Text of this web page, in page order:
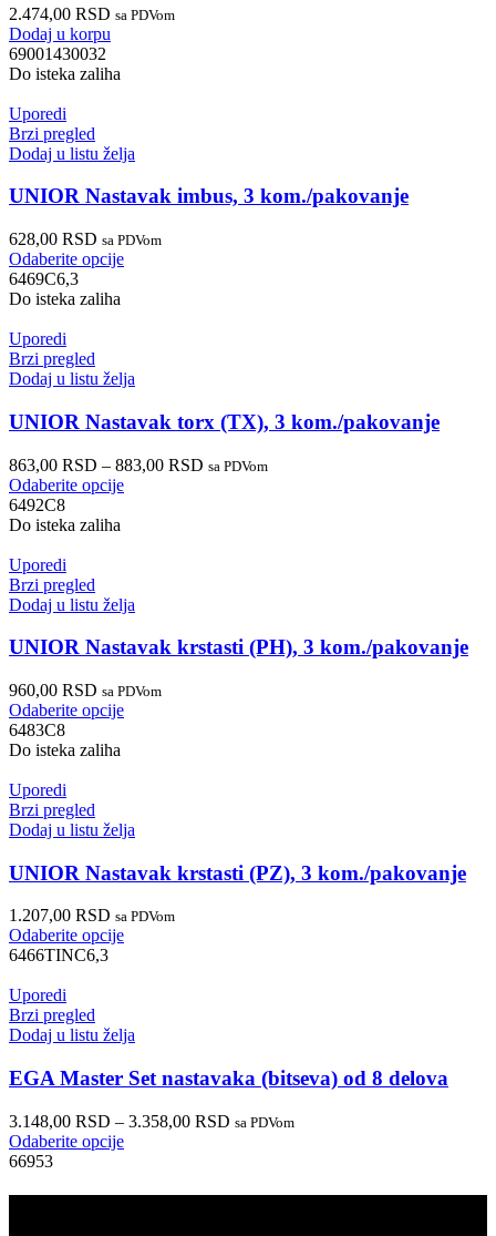
2.474,00 RSD sa PDVom
Dodaj u korpu
69001430032
Do isteka zaliha
Uporedi
Brzi pregled
Dodaj u listu želja
UNIOR Nastavak imbus, 3 kom./pakovanje
628,00 RSD sa PDVom
Odaberite opcije
6469C6,3
Do isteka zaliha
Uporedi
Brzi pregled
Dodaj u listu želja
UNIOR Nastavak torx (TX), 3 kom./pakovanje
863,00 RSD – 883,00 RSD sa PDVom
Odaberite opcije
6492C8
Do isteka zaliha
Uporedi
Brzi pregled
Dodaj u listu želja
UNIOR Nastavak krstasti (PH), 3 kom./pakovanje
960,00 RSD sa PDVom
Odaberite opcije
6483C8
Do isteka zaliha
Uporedi
Brzi pregled
Dodaj u listu želja
UNIOR Nastavak krstasti (PZ), 3 kom./pakovanje
1.207,00 RSD sa PDVom
Odaberite opcije
6466TINC6,3
Uporedi
Brzi pregled
Dodaj u listu želja
EGA Master Set nastavaka (bitseva) od 8 delova
3.148,00 RSD – 3.358,00 RSD sa PDVom
Odaberite opcije
66953